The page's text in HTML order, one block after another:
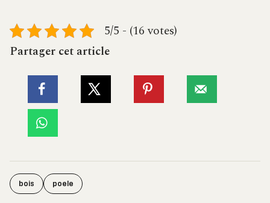
5/5 - (16 votes)
Partager cet article
bois poele